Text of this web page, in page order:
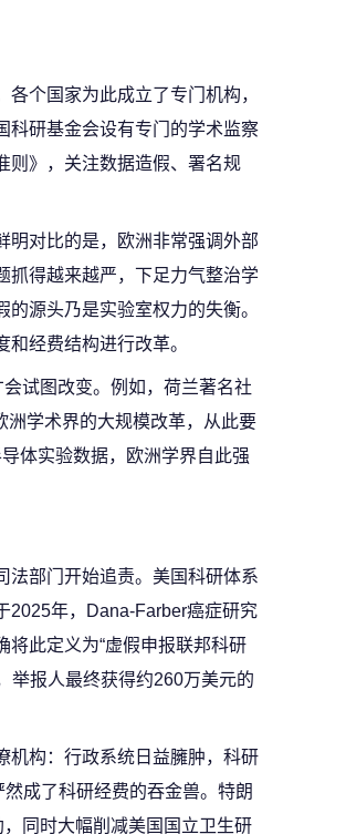
个国家为此成立了专门机构，
科研基金会设有专门的学术监察
则》，关注数据造假、署名规
明对比的是，欧洲非常强调外部
抓得越来越严，下足力气整治学
源头乃是实验室权力的失衡。
经费结构进行改革。
试图改变。例如，荷兰著名社
洲学术界的大规模改革，从此要
体实验数据，欧洲学界自此强
法部门开始追责。美国科研体系
2025年，Dana-Farber癌症研究
此定义为“虚假申报联邦科研
举报人最终获得约260万美元的
机构：行政系统日益臃肿，科研
成了科研经费的吞金兽。特朗
同时大幅削减美国国立卫生研